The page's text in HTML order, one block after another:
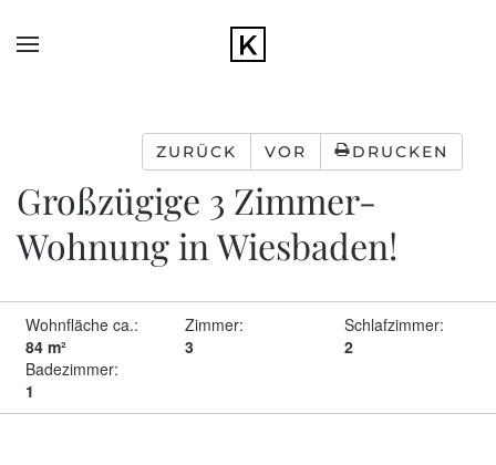
Zum Hauptinhalt springen
ZURÜCK VOR DRUCKEN
Großzügige 3 Zimmer-
Wohnung in Wiesbaden!
Wohnfläche ca.:
84 m²
Zimmer:
3
Schlafzimmer:
2
Badezimmer:
1